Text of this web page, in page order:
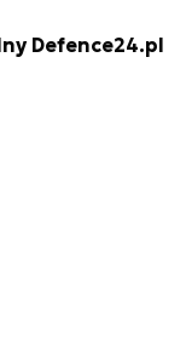
Defence24.pl